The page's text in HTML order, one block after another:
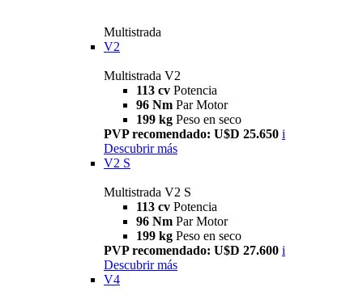
Multistrada
V2
Multistrada V2
113 cv Potencia
96 Nm Par Motor
199 kg Peso en seco
PVP recomendado: U$D 25.650 i
Descubrir más
V2 S
Multistrada V2 S
113 cv Potencia
96 Nm Par Motor
199 kg Peso en seco
PVP recomendado: U$D 27.600 i
Descubrir más
V4